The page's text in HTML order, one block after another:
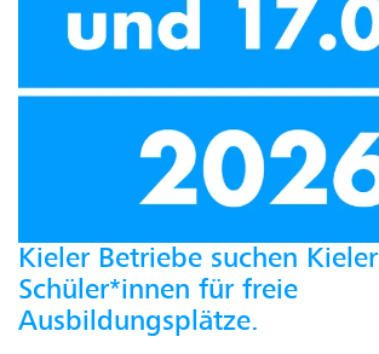
Kieler Betriebe suchen Kieler
Schüler*innen für freie
Ausbildungsplätze.